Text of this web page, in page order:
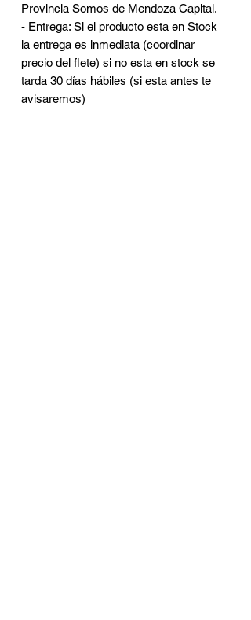
Provincia Somos de Mendoza Capital.
- Entrega: Si el producto esta en Stock
la entrega es inmediata (coordinar
precio del flete) si no esta en stock se
tarda 30 días hábiles (si esta antes te
avisaremos)